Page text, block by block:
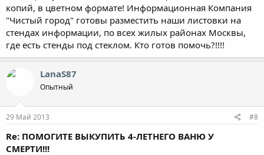
копий, в цветном формате! Информационная Компания
"Чистый город" готовы разместить наши листовки на
стендах информации, по всех жилых районах Москвы,
где есть стенды под стеклом. Кто готов помочь?!!!!
LanaS87
Опытный
29 Май 2013 #8
Re: ПОМОГИТЕ ВЫКУПИТЬ 4-ЛЕТНЕГО ВАНЮ У
СМЕРТИ!!!